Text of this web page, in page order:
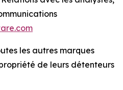
les autres marques
de leurs détenteurs